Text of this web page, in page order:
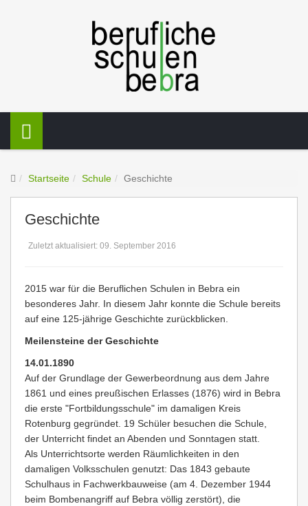
Startseite Schule Geschichte
Geschichte
Zuletzt aktualisiert: 09. September 2016
2015 war für die Beruflichen Schulen in Bebra ein
besonderes Jahr. In diesem Jahr konnte die Schule bereits
auf eine 125-jährige Geschichte zurückblicken.
Meilensteine der Geschichte
14.01.1890
Auf der Grundlage der Gewerbeordnung aus dem Jahre
1861 und eines preußischen Erlasses (1876) wird in Bebra
die erste "Fortbildungsschule" im damaligen Kreis
Rotenburg gegründet. 19 Schüler besuchen die Schule,
der Unterricht findet an Abenden und Sonntagen statt.
Als Unterrichtsorte werden Räumlichkeiten in den
damaligen Volksschulen genutzt: Das 1843 gebaute
Schulhaus in Fachwerkbauweise (am 4. Dezember 1944
beim Bombenangriff auf Bebra völlig zerstört), die